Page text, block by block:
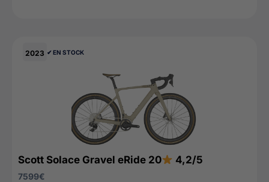
2023 ✔︎ EN STOCK
Scott Solace Gravel eRide 20 4,2/5
7599€